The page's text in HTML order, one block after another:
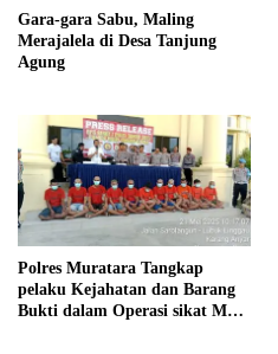
Gara-gara Sabu, Maling
Merajalela di Desa Tanjung
Agung
Polres Muratara Tangkap
pelaku Kejahatan dan Barang
Bukti dalam Operasi sikat Musi